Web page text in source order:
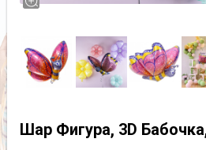
Шар Фигура, 3D